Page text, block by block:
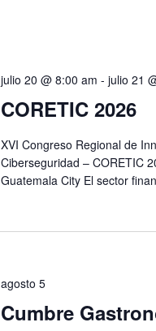
julio 20 @ 8:00 am - julio 21
CORETIC 2026
XVI Congreso Regional de
Ciberseguridad – CORETIC
Guatemala City El sector
agosto 5
Cumbre